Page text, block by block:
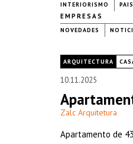
INTERIORISMO
EMPRESAS
NOVEDADES
ARQUITECTURA
10.11.2025
Zalc Arquitetura
Apartamento de